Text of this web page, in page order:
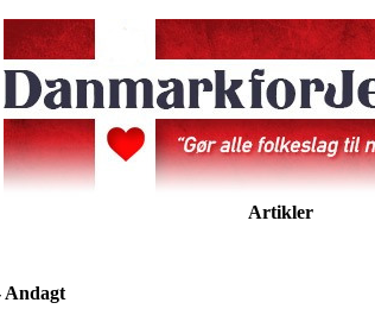
Artikler
Andagt